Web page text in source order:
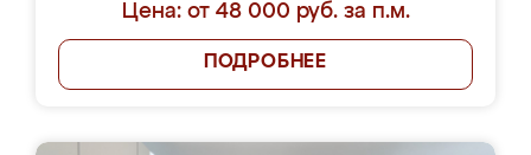
Цена: от 48 000 руб. за п.м.
ПОДРОБНЕЕ